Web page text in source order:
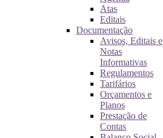
Atas
Editais
Documentação
Avisos, Editais e
Notas
Informativas
Regulamentos
Tarifários
Orçamentos e
Planos
Prestação de
Contas